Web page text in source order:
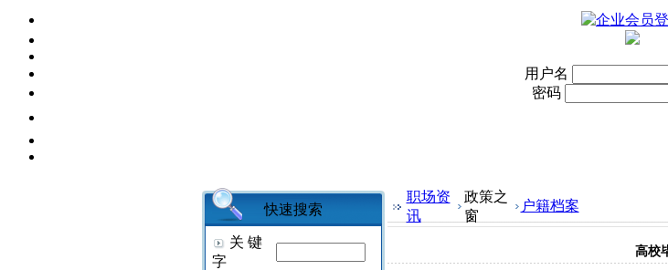
用户名
密码
快速搜索
关 键
字
职场资
讯
政策之
窗
户籍档案
高校